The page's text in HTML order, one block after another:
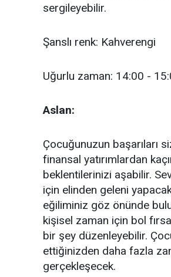
sergileyebilir.
Şanslı renk: Kahverengi
Uğurlu zaman: 14:00 -
Aslan:
Çocuğunuzun başarıları
finansal yatırımlardan
beklentilerinizi aşabilir.
için elinden geleni
eğiliminiz göz önünde
kişisel zaman için bol
bir şey düzenleyebilir.
ettiğinizden daha fazla
gerçekleşecek.